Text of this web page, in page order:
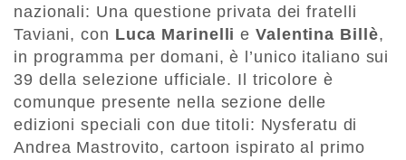
nazionali: Una questione privata dei fratelli
Taviani, con Luca Marinelli eValentina Billè,
in programma per domani, è l’unico italiano sui
39 della selezione ufficiale. Il tricolore è
comunque presente nella sezione delle
edizioni speciali con due titoli: Nysferatu di
Andrea Mastrovito, cartoon ispirato al primo